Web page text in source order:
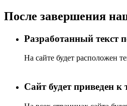
После завершения
Разработанный текст
На сайте будет расположен
Сайт будет приведен к